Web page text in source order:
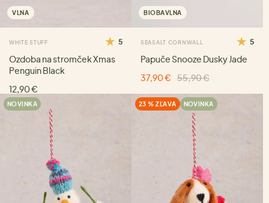
VLNA
WHITE STUFF 5
Ozdoba na stromček Xmas
Penguin Black
12,90 €
BIOBAVLNA
SEASALT CORNWALL 5
Papuče Snooze Dusky Jade
37,90 €
55,90 €
NOVINKA 23 % ZĽAVA NOVINKA